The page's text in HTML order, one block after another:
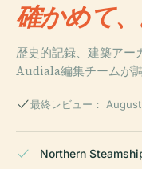
確かめて、
歴史的記録、建築アー
Audiala編集チームが
最終レビュー：
Northern